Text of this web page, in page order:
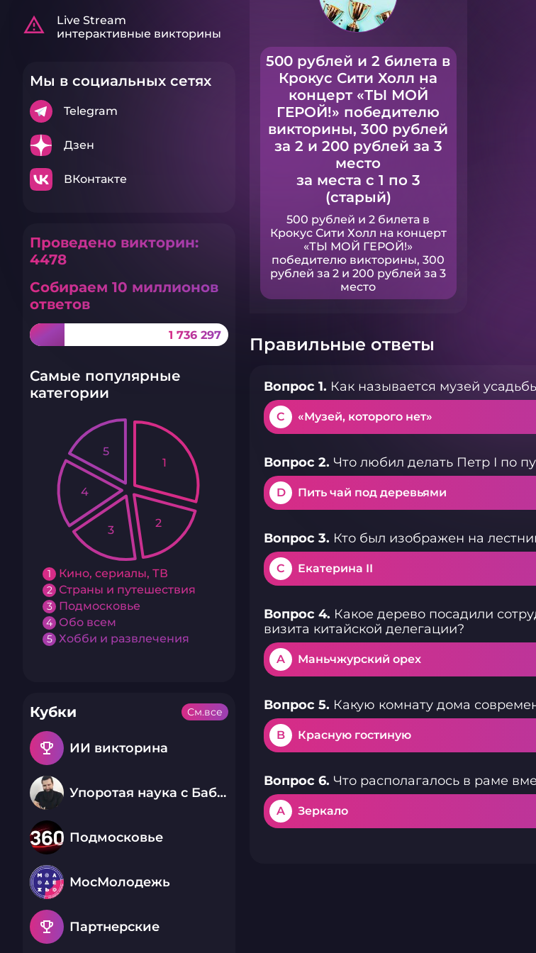
warning_amber
Live Stream
интерактивные викторины
Мы в социальных сетях
Telegram
Дзен
ВКонтакте
Проведено викторин:
4478
Собираем 10 миллионов
ответов
1 736 297
Самые популярные
категории
1 Кино, сериалы, ТВ
2 Страны и путешествия
3 Подмосковье
4 Обо всем
5 Хобби и развлечения
1
2
3
4
5
Кубки
emoji_events ИИ викторина
Упоротая наука с Бабаем Лютым
Подмосковье
МосМолодежь
emoji_events Партнерские
См.все
500 рублей и 2 билета в
Крокус Сити Холл на
концерт «ТЫ МОЙ
ГЕРОЙ!» победителю
викторины, 300 рублей
за 2 и 200 рублей за 3
место
за места с 1 по 3
(старый)
500 рублей и 2 билета в
Крокус Сити Холл на концерт
«ТЫ МОЙ ГЕРОЙ!»
победителю викторины, 300
рублей за 2 и 200 рублей за 3
место
Правильные ответы
Вопрос 1. Как называется музей
C «Музей, которого нет»
Вопрос 2. Что любил делать Петр I по
D Пить чай под деревьями
Вопрос 3. Кто был изображен на
C Екатерина II
Вопрос 4. Какое дерево посадили
визита китайской делегации?
A Маньчжурский орех
Вопрос 5. Какую комнату дома
B Красную гостиную
Вопрос 6. Что располагалось в раме
A Зеркало